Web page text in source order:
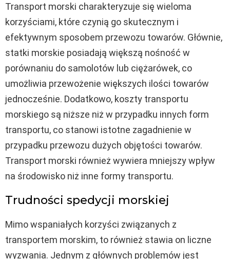
Transport morski charakteryzuje się wieloma
korzyściami, które czynią go skutecznym i
efektywnym sposobem przewozu towarów. Głównie,
statki morskie posiadają większą nośność w
porównaniu do samolotów lub ciężarówek, co
umożliwia przewożenie większych ilości towarów
jednocześnie. Dodatkowo, koszty transportu
morskiego są niższe niż w przypadku innych form
transportu, co stanowi istotne zagadnienie w
przypadku przewozu dużych objętości towarów.
Transport morski również wywiera mniejszy wpływ
na środowisko niż inne formy transportu.
Trudności spedycji morskiej
Mimo wspaniałych korzyści związanych z
transportem morskim, to również stawia on liczne
wyzwania. Jednym z głównych problemów jest